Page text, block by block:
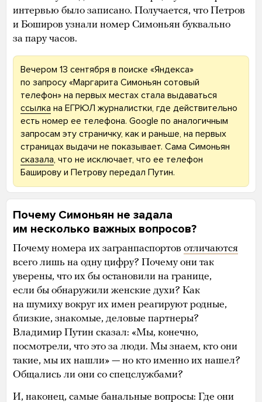
интервью было записано. Получается, что Петров
и Боширов узнали номер Симоньян буквально
за пару часов.
Вечером 13 сентября в поиске «Яндекса»
по запросу «Маргарита Симоньян сотовый
телефон» на первых местах стала выдаваться
ссылка на ЕГРЮЛ журналистки, где действительно
есть номер ее телефона. Google по аналогичным
запросам эту страничку, как и раньше, на первых
страницах выдачи не показывает. Сама Симоньян
сказала, что не исключает, что ее телефон
Баширову и Петрову передал Путин.
Почему Симоньян не задала
им несколько важных вопросов?
Почему номера их загранпаспортов отличаются
всего лишь на одну цифру? Почему они так
уверены, что их бы остановили на границе,
если бы обнаружили женские духи? Как
на шумиху вокруг их имен реагируют родные,
близкие, знакомые, деловые партнеры?
Владимир Путин сказал: «Мы, конечно,
посмотрели, что это за люди. Мы знаем, кто они
такие, мы их нашли» — но кто именно их нашел?
Общались ли они со спецслужбами?
И, наконец, самые банальные вопросы: Где они